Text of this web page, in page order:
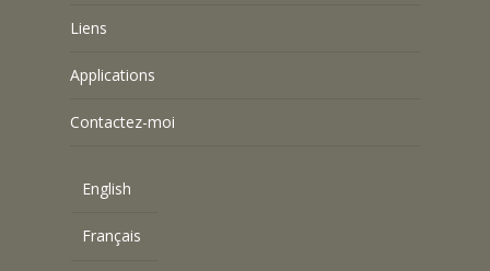
Liens
Applications
Contactez-moi
English
Français